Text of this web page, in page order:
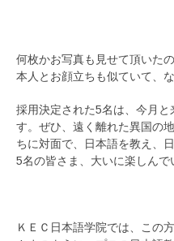
何枚かお写真も見せて頂いた
本人とお顔立ちも似ていて、
採用決定された5名は、今月
す。ぜひ、遠く離れた異国の
ちに対面で、日本語を教え、
5名の皆さま、大いに楽しんで
ＫＥＣ日本語学院では、この